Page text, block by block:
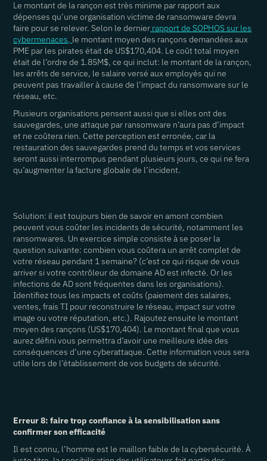
Le montant de la rançon est très minime par rapport aux
dépenses qu’une organisation victime de ransomware devra
faire pour se relever. Selon le dernier rapport de SOPHOS sur les
cybermenaces, le montant moyen des rançons demandées aux
PME par les pirates était de US$170,404. Le coût total moyen
était de l’ordre de 1.85M$, ce qui inclut: le montant de la rançon,
les arrêts de service, le salaire versé aux employés qui ne
peuvent pas travailler à cause de l’impact du ransomware sur le
réseau, etc.
Plusieurs organisations pensent aussi que si elles ont des
sauvegardes, une attaque par ransomware n’aura pas d’impact
et ne coûtera rien. Cette perception est erronée, car la
restauration des sauvegardes prend du temps et vos services
seront aussi interrompus pendant plusieurs jours, ce qui ne fera
qu’augmenter la facture globale de l’incident.
Solution: il est toujours bien de savoir en amont combien
peuvent vous coûter les incidents de sécurité, notamment les
ransomwares. Un exercice simple consiste à se poser la
question suivante: combien vous coûtera un arrêt complet de
votre réseau pendant 1 semaine? (c’est ce qui risque de vous
arriver si votre contrôleur de domaine AD est infecté. Or les
infections de AD sont fréquentes dans les organisations).
Identifiez tous les impacts et coûts (paiement des salaires,
ventes, frais TI pour reconstruire le réseau, impact sur votre
image ou votre réputation, etc.). Rajoutez ensuite le montant
moyen des rançons (US$170,404). Le montant final que vous
aurez défini vous permettra d’avoir une meilleure idée des
conséquences d’une cyberattaque. Cette information vous sera
utile lors de l’établissement de vos budgets de sécurité.
Erreur 8: faire trop confiance à la sensibilisation sans
confirmer son efficacité
Il est connu, l’homme est le maillon faible de la cybersécurité. À